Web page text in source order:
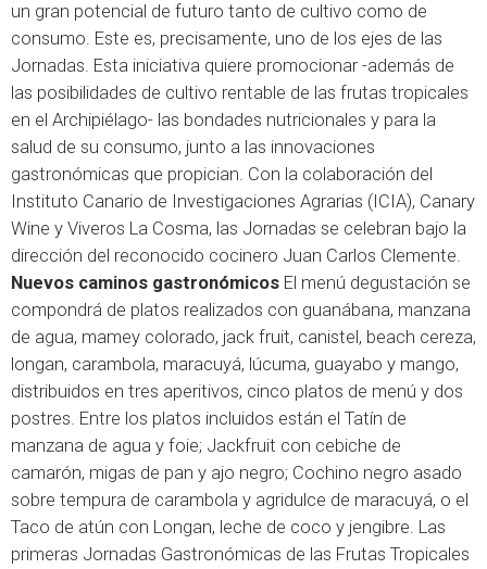
un gran potencial de futuro tanto de cultivo como de
consumo. Este es, precisamente, uno de los ejes de las
Jornadas. Esta iniciativa quiere promocionar -además de
las posibilidades de cultivo rentable de las frutas tropicales
en el Archipiélago- las bondades nutricionales y para la
salud de su consumo, junto a las innovaciones
gastronómicas que propician. Con la colaboración del
Instituto Canario de Investigaciones Agrarias (ICIA), Canary
Wine y Viveros La Cosma, las Jornadas se celebran bajo la
dirección del reconocido cocinero Juan Carlos Clemente.
Nuevos caminos gastronómicos El menú degustación se
compondrá de platos realizados con guanábana, manzana
de agua, mamey colorado, jack fruit, canistel, beach cereza,
longan, carambola, maracuyá, lúcuma, guayabo y mango,
distribuidos en tres aperitivos, cinco platos de menú y dos
postres. Entre los platos incluidos están el Tatín de
manzana de agua y foie; Jackfruit con cebiche de
camarón, migas de pan y ajo negro; Cochino negro asado
sobre tempura de carambola y agridulce de maracuyá, o el
Taco de atún con Longan, leche de coco y jengibre. Las
primeras Jornadas Gastronómicas de las Frutas Tropicales